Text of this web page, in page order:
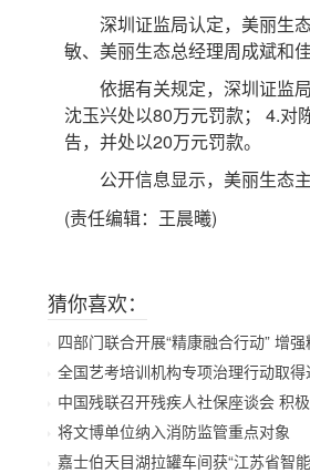
深圳证监局认定，美丽生态
敏、美丽生态总经理周成斌和
依据有关规定，深圳证监局
沈玉兴处以80万元罚款； 4.对
告，并处以20万元罚款。
公开信息显示，美丽生态主
(责任编辑：王晨曦)
猜你喜欢：
四部门联合开展“精康融合行动” 增
全国艺考培训机构专项治理行动取
中国残联召开残疾人社保座谈会 积
将文博单位纳入消防监管重点对象
嘉士伯天目湖拉罐车间获“江苏省智